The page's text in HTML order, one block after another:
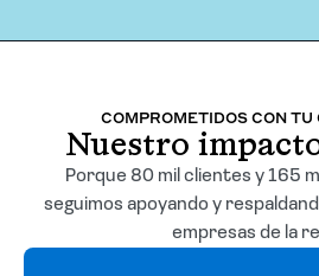
COMPROMETIDOS CON TU
Nuestro
Porque 80 mil clientes y 165
seguimos apoyando y
empresas de la